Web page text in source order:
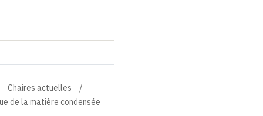
Chaires actuelles
de la matière condensée